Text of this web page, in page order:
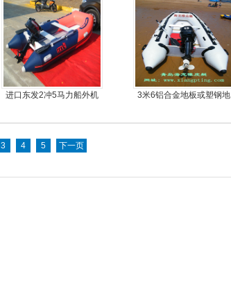
进口东发2冲5马力船外机
3米6铝合金地板或塑钢地
3 4 5 下一页